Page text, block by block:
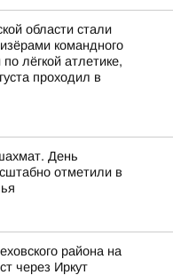
области стали
командного
лёгкой атлетике,
проходил в
День
отметили в
района на
через Иркут